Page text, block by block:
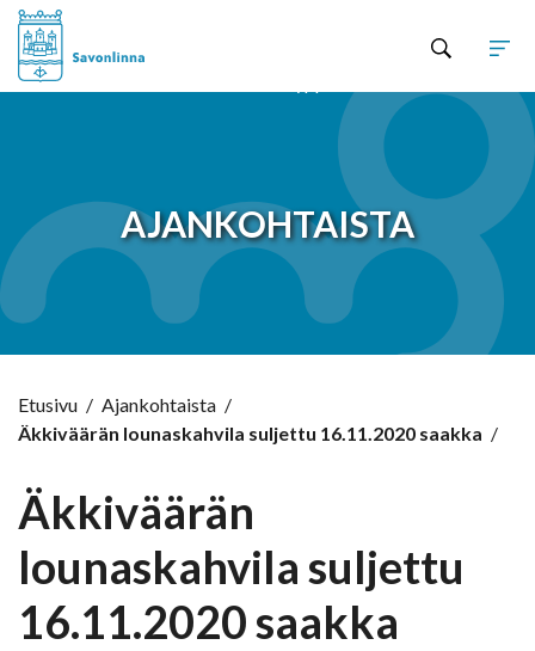
AJANKOHTAISTA
Etusivu / Ajankohtaista /
Äkkiväärän lounaskahvila suljettu 16.11.2020 saakka /
Äkkiväärän
lounaskahvila suljettu
16.11.2020 saakka